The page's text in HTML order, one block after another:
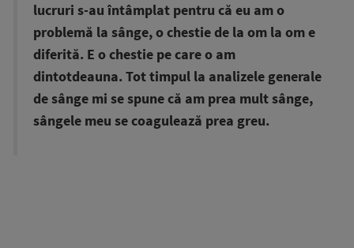
lucruri s-au întâmplat pentru că eu am o
problemă la sânge, o chestie de la om la om e
diferită. E o chestie pe care o am
dintotdeauna. Tot timpul la analizele generale
de sânge mi se spune că am prea mult sânge,
sângele meu se coagulează prea greu.